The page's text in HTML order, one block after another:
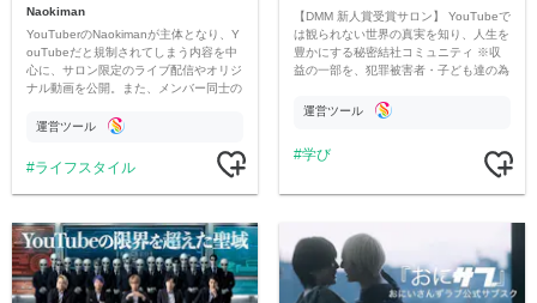
Naokiman
YouTuberのNaokimanが主体となり、Y
ouTubeだと規制されてしまう内容を中
心に、サロン限定のライブ配信やオリジ
ナル動画を公開。また、メンバー同士の
ただいています。
運営ツール
ライフスタイル
【DMM 新人賞受賞サロン】 YouTubeで
は観られない世界の真実を知り、人生を
豊かにする秘密結社コミュニティ ※収
益の一部を、犯罪被害者・子ども達の為
す運営ツール
学び